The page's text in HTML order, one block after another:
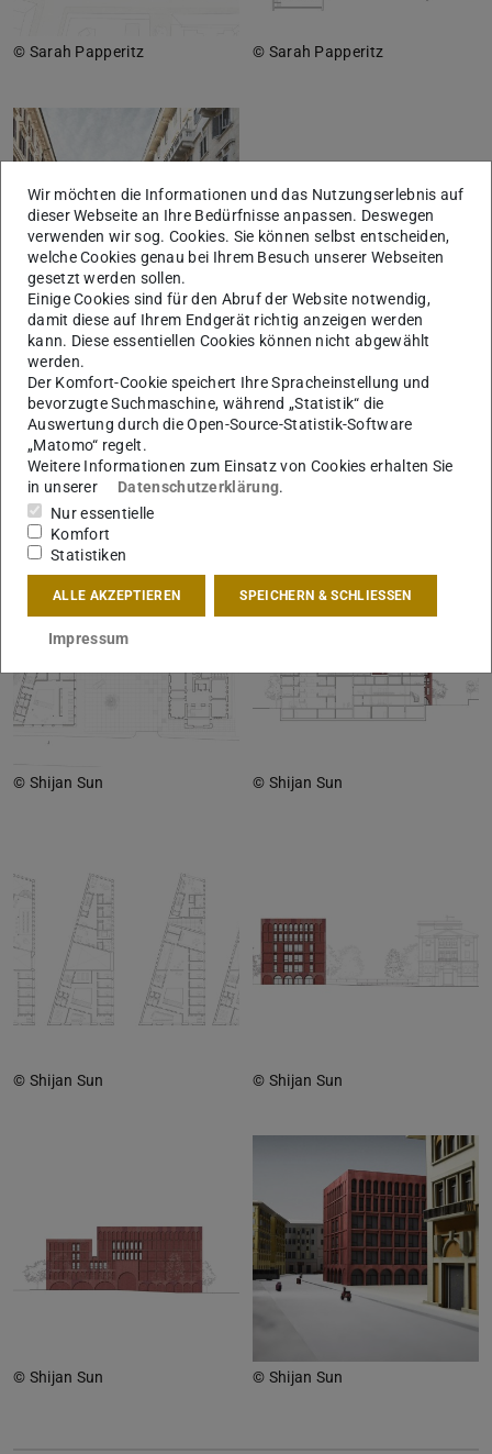
© Sarah Papperitz © Sarah Papperitz
© Sarah Papperitz
Shijan Sun
© Shijan Sun © Shijan Sun
© Shijan Sun © Shijan Sun
© Shijan Sun © Shijan Sun
Wir möchten die Informationen und das Nutzungserlebnis auf
dieser Webseite an Ihre Bedürfnisse anpassen. Deswegen
verwenden wir sog. Cookies. Sie können selbst entscheiden,
welche Cookies genau bei Ihrem Besuch unserer Webseiten
gesetzt werden sollen.
Einige Cookies sind für den Abruf der Website notwendig,
damit diese auf Ihrem Endgerät richtig anzeigen werden
kann. Diese essentiellen Cookies können nicht abgewählt
werden.
Der Komfort-Cookie speichert Ihre Spracheinstellung und
bevorzugte Suchmaschine, während „Statistik“ die
Auswertung durch die Open-Source-Statistik-Software
„Matomo“ regelt.
Weitere Informationen zum Einsatz von Cookies erhalten Sie
in unserer
Datenschutzerklärung.
Nur essentielle
Komfort
Statistiken
ALLE AKZEPTIEREN SPEICHERN & SCHLIESSEN
Impressum